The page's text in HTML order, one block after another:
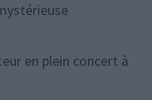
en plein concert à